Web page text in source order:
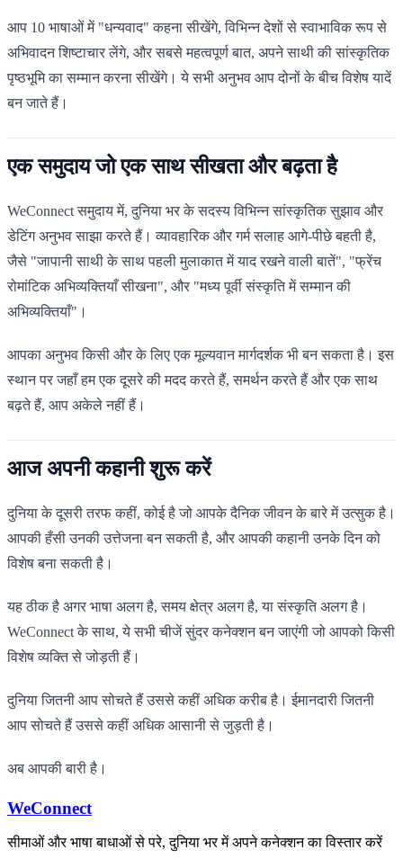
आप 10 भाषाओं में "धन्यवाद" कहना सीखेंगे, विभिन्न देशों से स्वाभाविक रूप से
अभिवादन शिष्टाचार लेंगे, और सबसे महत्वपूर्ण बात, अपने साथी की सांस्कृतिक
पृष्ठभूमि का सम्मान करना सीखेंगे। ये सभी अनुभव आप दोनों के बीच विशेष यादें
बन जाते हैं।
एक समुदाय जो एक साथ सीखता और बढ़ता है
WeConnect समुदाय में, दुनिया भर के सदस्य विभिन्न सांस्कृतिक सुझाव और
डेटिंग अनुभव साझा करते हैं। व्यावहारिक और गर्म सलाह आगे-पीछे बहती है,
जैसे "जापानी साथी के साथ पहली मुलाकात में याद रखने वाली बातें", "फ्रेंच
रोमांटिक अभिव्यक्तियाँ सीखना", और "मध्य पूर्वी संस्कृति में सम्मान की
अभिव्यक्तियाँ"।
आपका अनुभव किसी और के लिए एक मूल्यवान मार्गदर्शक भी बन सकता है। इस
स्थान पर जहाँ हम एक दूसरे की मदद करते हैं, समर्थन करते हैं और एक साथ
बढ़ते हैं, आप अकेले नहीं हैं।
आज अपनी कहानी शुरू करें
दुनिया के दूसरी तरफ कहीं, कोई है जो आपके दैनिक जीवन के बारे में उत्सुक है।
आपकी हँसी उनकी उत्तेजना बन सकती है, और आपकी कहानी उनके दिन को
विशेष बना सकती है।
यह ठीक है अगर भाषा अलग है, समय क्षेत्र अलग है, या संस्कृति अलग है।
WeConnect के साथ, ये सभी चीजें सुंदर कनेक्शन बन जाएंगी जो आपको किसी
विशेष व्यक्ति से जोड़ती हैं।
दुनिया जितनी आप सोचते हैं उससे कहीं अधिक करीब है। ईमानदारी जितनी
आप सोचते हैं उससे कहीं अधिक आसानी से जुड़ती है।
अब आपकी बारी है।
WeConnect
सीमाओं और भाषा बाधाओं से परे, दुनिया भर में अपने कनेक्शन का विस्तार करें